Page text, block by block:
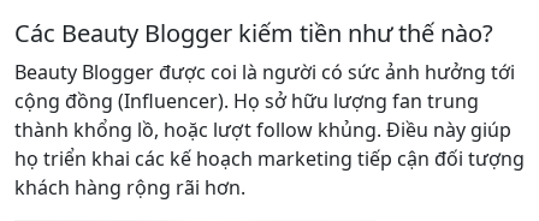
Các Beauty Blogger kiếm tiền như thế nào?
Beauty Blogger được coi là người có sức ảnh hưởng tới
cộng đồng (Influencer). Họ sở hữu lượng fan trung
thành khổng lồ, hoặc lượt follow khủng. Điều này giúp
họ triển khai các kế hoạch marketing tiếp cận đối tượng
khách hàng rộng rãi hơn.